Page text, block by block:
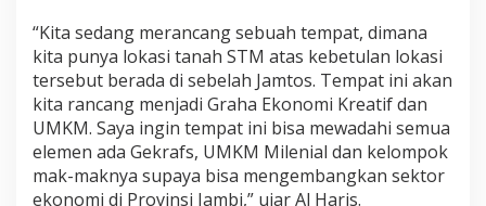
a
E
k
o
o
m
i
K
“Kita sedang merancang sebuah tempat, dimana
kita punya lokasi tanah STM atas kebetulan lokasi
tersebut berada di sebelah Jamtos. Tempat ini akan
kita rancang menjadi Graha Ekonomi Kreatif dan
UMKM. Saya ingin tempat ini bisa mewadahi semua
elemen ada Gekrafs, UMKM Milenial dan kelompok
mak-maknya supaya bisa mengembangkan sektor
ekonomi di Provinsi Jambi,” ujar Al Haris.